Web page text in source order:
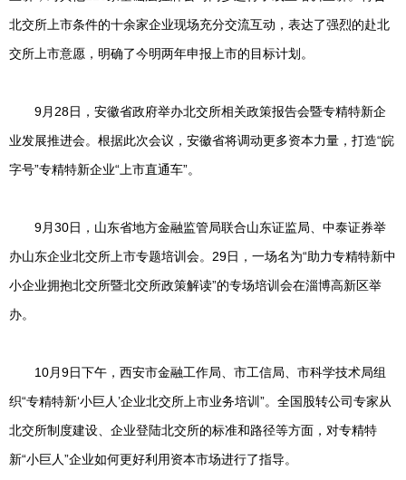
北交所上市条件的十余家企业现场充分交流互动，表达了强烈的赴北
交所上市意愿，明确了今明两年申报上市的目标计划。
9月28日，安徽省政府举办北交所相关政策报告会暨专精特新企
业发展推进会。根据此次会议，安徽省将调动更多资本力量，打造“皖
字号”专精特新企业“上市直通车”。
9月30日，山东省地方金融监管局联合山东证监局、中泰证券举
办山东企业北交所上市专题培训会。29日，一场名为“助力专精特新中
小企业拥抱北交所暨北交所政策解读”的专场培训会在淄博高新区举
办。
10月9日下午，西安市金融工作局、市工信局、市科学技术局组
织“专精特新‘小巨人’企业北交所上市业务培训”。全国股转公司专家从
北交所制度建设、企业登陆北交所的标准和路径等方面，对专精特
新“小巨人”企业如何更好利用资本市场进行了指导。